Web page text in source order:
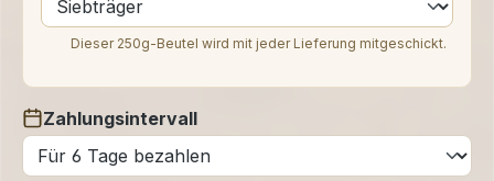
Dieser 250g-Beutel wird mit jeder Lieferung mitgeschickt.
Zahlungsintervall
auswählen